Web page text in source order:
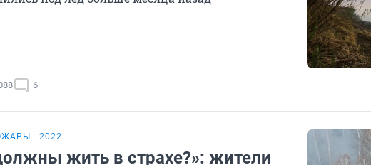
6
- 2022
жить в страхе?»: жители